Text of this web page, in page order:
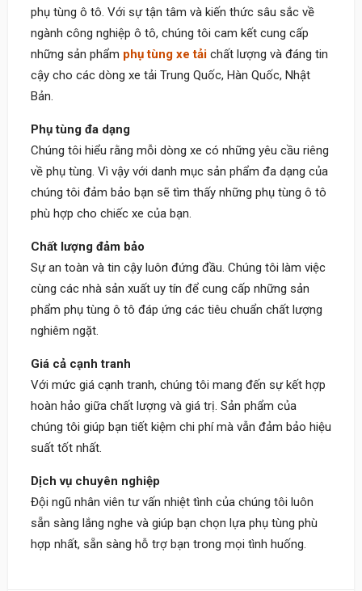
phụ tùng ô tô. Với sự tận tâm và kiến thức sâu sắc về
ngành công nghiệp ô tô, chúng tôi cam kết cung cấp
những sản phẩm phụ tùng xe tải chất lượng và đáng tin
cậy cho các dòng xe tải Trung Quốc, Hàn Quốc, Nhật
Bản.
Phụ tùng đa dạng
Chúng tôi hiểu rằng mỗi dòng xe có những yêu cầu riêng
về phụ tùng. Vì vậy với danh mục sản phẩm đa dạng của
chúng tôi đảm bảo bạn sẽ tìm thấy những phụ tùng ô tô
phù hợp cho chiếc xe của bạn.
Chất lượng đảm bảo
Sự an toàn và tin cậy luôn đứng đầu. Chúng tôi làm việc
cùng các nhà sản xuất uy tín để cung cấp những sản
phẩm phụ tùng ô tô đáp ứng các tiêu chuẩn chất lượng
nghiêm ngặt.
Giá cả cạnh tranh
Với mức giá cạnh tranh, chúng tôi mang đến sự kết hợp
hoàn hảo giữa chất lượng và giá trị. Sản phẩm của
chúng tôi giúp bạn tiết kiệm chi phí mà vẫn đảm bảo hiệu
suất tốt nhất.
Dịch vụ chuyên nghiệp
Đội ngũ nhân viên tư vấn nhiệt tình của chúng tôi luôn
sẵn sàng lắng nghe và giúp bạn chọn lựa phụ tùng phù
hợp nhất, sẵn sàng hỗ trợ bạn trong mọi tình huống.